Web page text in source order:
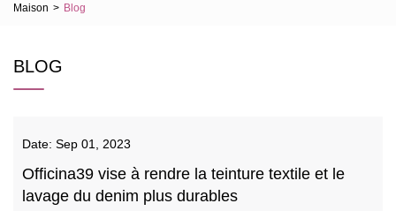
Maison > Blog
BLOG
Date: Sep 01, 2023
Officina39 vise à rendre la teinture textile et le
lavage du denim plus durables